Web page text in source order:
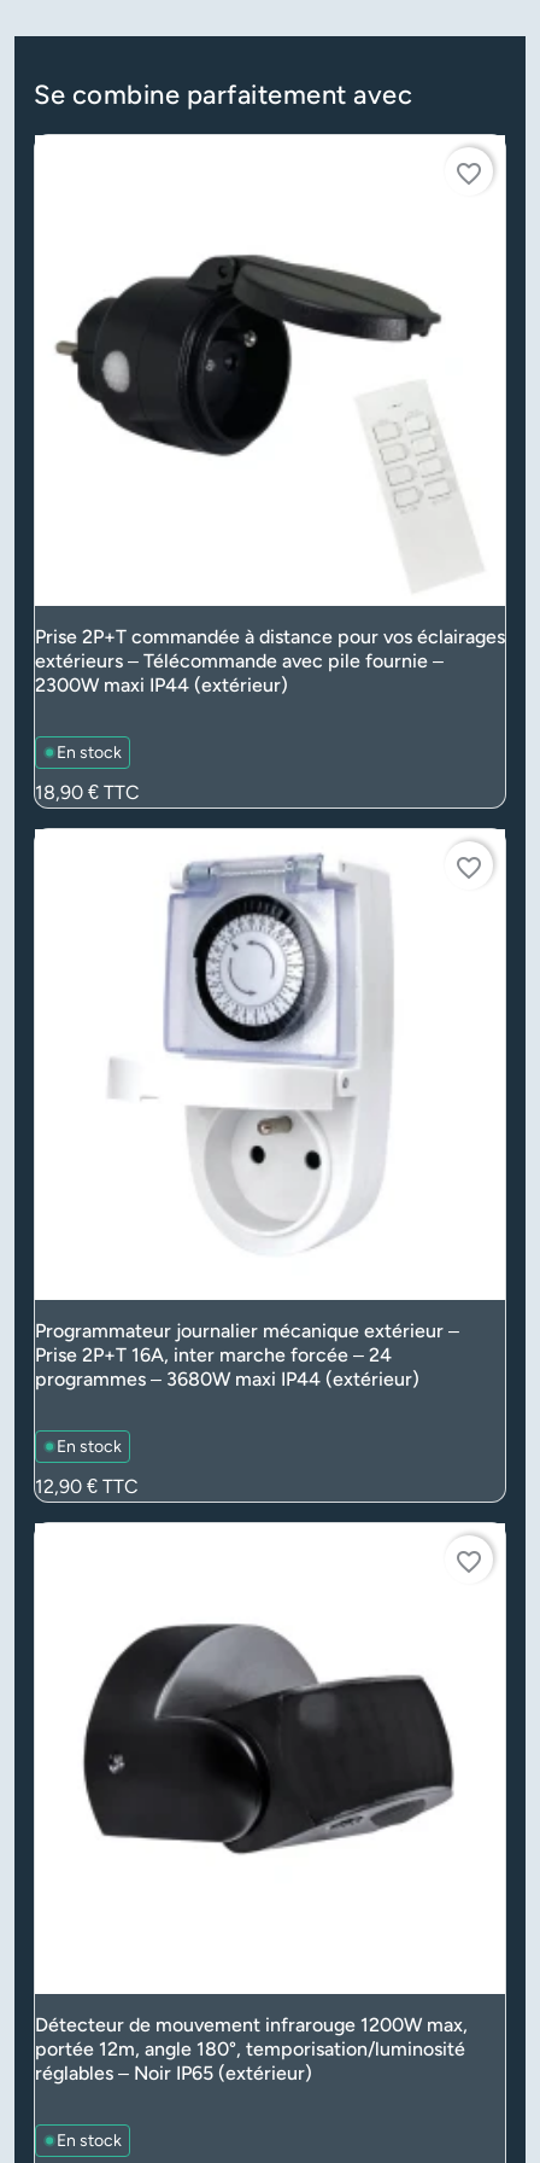
Se combine parfaitement avec
favorite_border
Prise 2P+T commandée à distance pour vos éclairages
extérieurs – Télécommande avec pile fournie –
2300W maxi IP44 (extérieur)
En stock
Prix
18,90 € TTC
favorite_border
Programmateur journalier mécanique extérieur –
Prise 2P+T 16A, inter marche forcée – 24
programmes – 3680W maxi IP44 (extérieur)
En stock
Prix
12,90 € TTC
favorite_border
Détecteur de mouvement infrarouge 1200W max,
portée 12m, angle 180°, temporisation/luminosité
réglables – Noir IP65 (extérieur)
En stock